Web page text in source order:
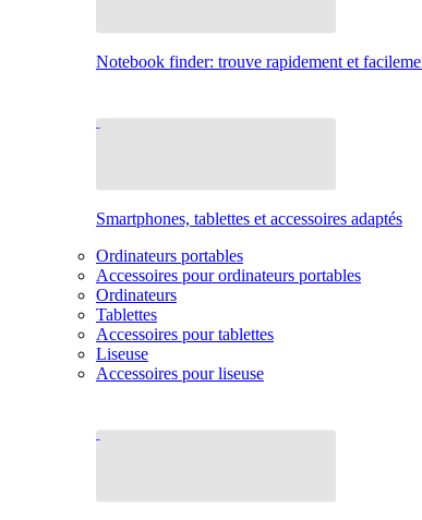
Notebook finder: trouve rapidement et
Smartphones, tablettes et accessoires adaptés
Ordinateurs portables
Accessoires pour ordinateurs portables
Ordinateurs
Tablettes
Accessoires pour tablettes
Liseuse
Accessoires pour liseuse